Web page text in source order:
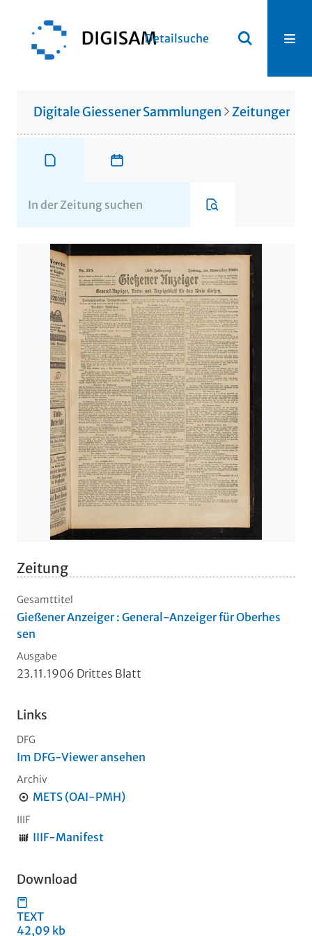
Detailsuche
Digitale Giessener Sammlungen Zeitungen
Zeitung
Gesamttitel
Gießener Anzeiger : General-Anzeiger für Oberhes
sen
Ausgabe
23.11.1906 Drittes Blatt
Links
DFG
Im DFG-Viewer ansehen
Archiv
METS (OAI-PMH)
IIIF
IIIF-Manifest
Download
TEXT
42,09 kb